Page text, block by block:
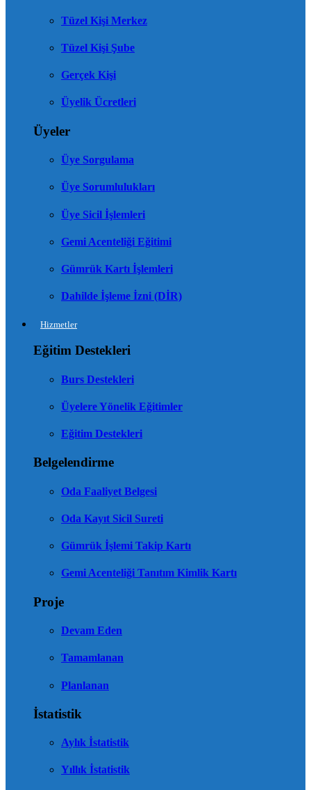
Tüzel Kişi Merkez
Tüzel Kişi Şube
Gerçek Kişi
Üyelik Ücretleri
Üyeler
Üye Sorgulama
Üye Sorumlulukları
Üye Sicil İşlemleri
Gemi Acenteliği Eğitimi
Gümrük Kartı İşlemleri
Dahilde İşleme İzni (DİR)
Hizmetler
Eğitim Destekleri
Burs Destekleri
Üyelere Yönelik Eğitimler
Eğitim Destekleri
Belgelendirme
Oda Faaliyet Belgesi
Oda Kayıt Sicil Sureti
Gümrük İşlemi Takip Kartı
Gemi Acenteliği Tanıtım Kimlik Kartı
Proje
Devam Eden
Tamamlanan
Planlanan
İstatistik
Aylık İstatistik
Yıllık İstatistik